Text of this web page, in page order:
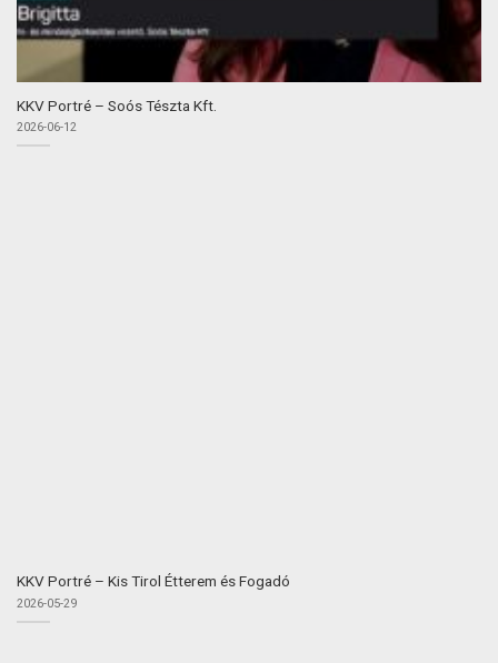
KKV Portré – Soós Tészta Kft.
2026-06-12
KKV Portré – Kis Tirol Étterem és Fogadó
2026-05-29